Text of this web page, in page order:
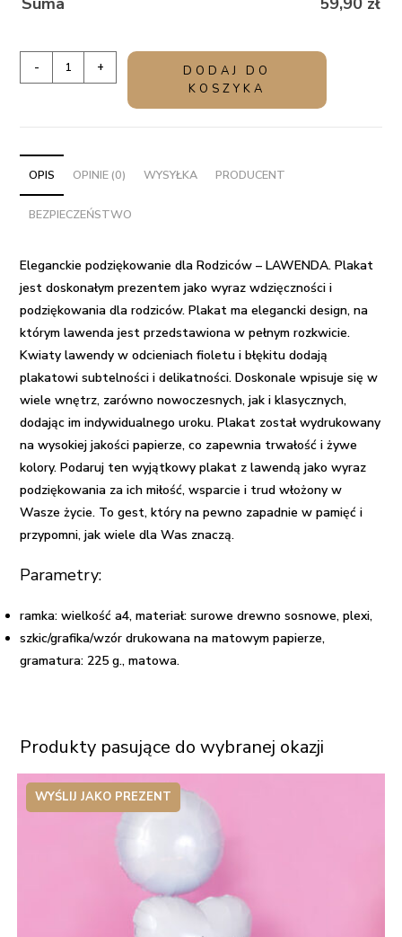
Eleganckie
Rodziców
LAWENDA
- +
DODAJ DO
KOSZYKA
OPIS OPINIE (0) WYSYŁKA PRODUCENT
BEZPIECZEŃSTWO
Eleganckie podziękowanie dla Rodziców – LAWENDA.Plakat
jest doskonałym prezentem jako wyraz wdzięczności i
podziękowania dla rodziców. Plakat ma elegancki design, na
którym lawenda jest przedstawiona w pełnym rozkwicie.
Kwiaty lawendy w odcieniach fioletu i błękitu dodają
plakatowi subtelności i delikatności. Doskonale wpisuje się w
wiele wnętrz, zarówno nowoczesnych, jak i klasycznych,
dodając im indywidualnego uroku. Plakat został wydrukowany
na wysokiej jakości papierze, co zapewnia trwałość i żywe
kolory. Podaruj ten wyjątkowy plakat z lawendą jako wyraz
podziękowania za ich miłość, wsparcie i trud włożony w
Wasze życie. To gest, który na pewno zapadnie w pamięć i
przypomni, jak wiele dla Was znaczą.
Parametry:
ramka: wielkość a4, materiał: surowe drewno sosnowe, plexi,
szkic/grafika/wzór drukowana na matowym papierze,
gramatura: 225 g., matowa.
Produkty pasujące do wybranej okazji
WYŚLIJ JAKO PREZENT